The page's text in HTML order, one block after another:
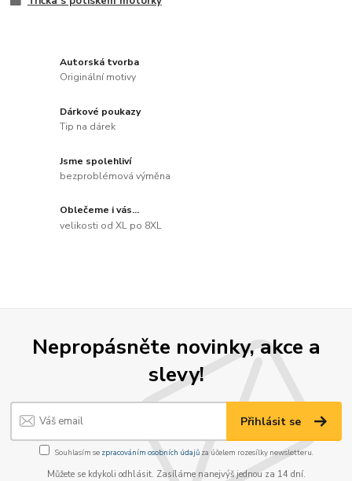
Autorská tvorba
Originální motivy
Dárkové poukazy
Tip na dárek
Jsme spolehliví
bezproblémová výměna
Oblečeme i vás...
velikosti od XL po 8XL
Nepropásněte novinky, akce a
slevy!
Přihlásit se
Souhlasím se zpracováním osobních údajůza účelem rozesílky newsletteru.
Můžete se kdykoli odhlásit. Zasíláme nanejvýš jednou za 14 dní.